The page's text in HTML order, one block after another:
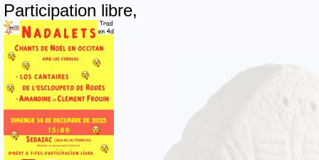
Participation libre,